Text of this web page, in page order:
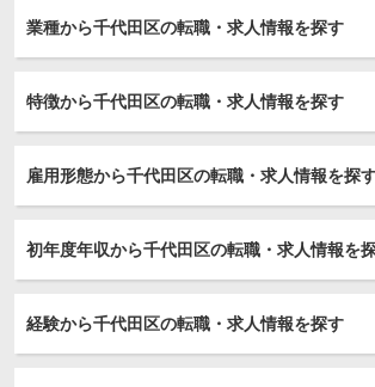
業種から千代田区の転職・求人情報を探す
特徴から千代田区の転職・求人情報を探す
雇用形態から千代田区の転職・求人情報を探
初年度年収から千代田区の転職・求人情報を
経験から千代田区の転職・求人情報を探す